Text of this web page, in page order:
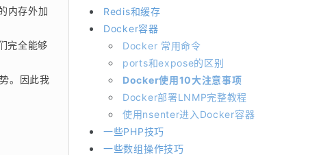
内存外加
完全能够
。因此我
Redis和缓存
Docker容器
Docker 常用命令
ports和expose的区别
Docker使用10大注意事项
Docker部署LNMP完整教程
使用nsenter进入Docker容器
一些PHP技巧
一些数组操作技巧